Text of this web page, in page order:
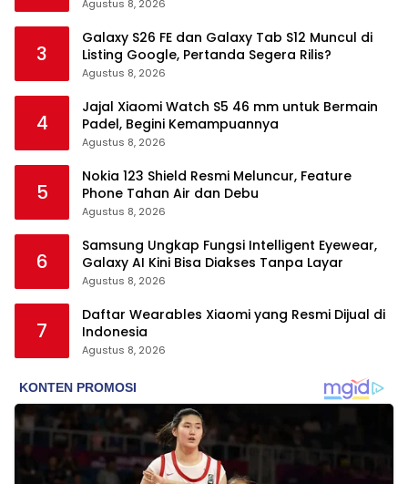
Agustus 8, 2026
3
Galaxy S26 FE dan Galaxy Tab S12 Muncul di
Listing Google, Pertanda Segera Rilis?
Agustus 8, 2026
4
Jajal Xiaomi Watch S5 46 mm untuk Bermain
Padel, Begini Kemampuannya
Agustus 8, 2026
5
Nokia 123 Shield Resmi Meluncur, Feature
Phone Tahan Air dan Debu
Agustus 8, 2026
6
Samsung Ungkap Fungsi Intelligent Eyewear,
Galaxy AI Kini Bisa Diakses Tanpa Layar
Agustus 8, 2026
7
Daftar Wearables Xiaomi yang Resmi Dijual di
Indonesia
Agustus 8, 2026